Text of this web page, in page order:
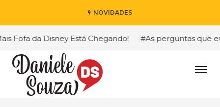
NOVIDADES
da Disney Está Chegando! #As perguntas que eu